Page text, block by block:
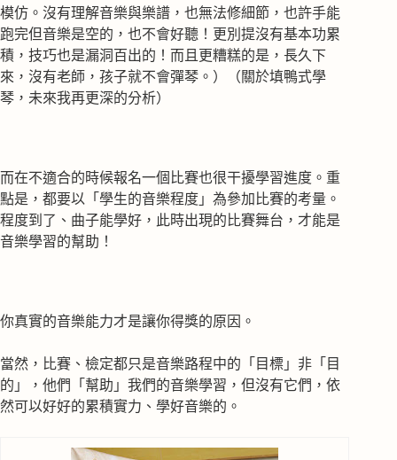
模仿。沒有理解音樂與樂譜，也無法修細節，也許手能
跑完但音樂是空的，也不會好聽！更別提沒有基本功累
積，技巧也是漏洞百出的！而且更糟糕的是，長久下
來，沒有老師，孩子就不會彈琴。）（關於填鴨式學
琴，未來我再更深的分析）
而在不適合的時候報名一個比賽也很干擾學習進度。重
點是，都要以「學生的音樂程度」為參加比賽的考量。
程度到了、曲子能學好，此時出現的比賽舞台，才能是
音樂學習的幫助！
你真實的音樂能力才是讓你得獎的原因。
當然，比賽、檢定都只是音樂路程中的「目標」非「目
的」，他們「幫助」我們的音樂學習，但沒有它們，依
然可以好好的累積實力、學好音樂的。